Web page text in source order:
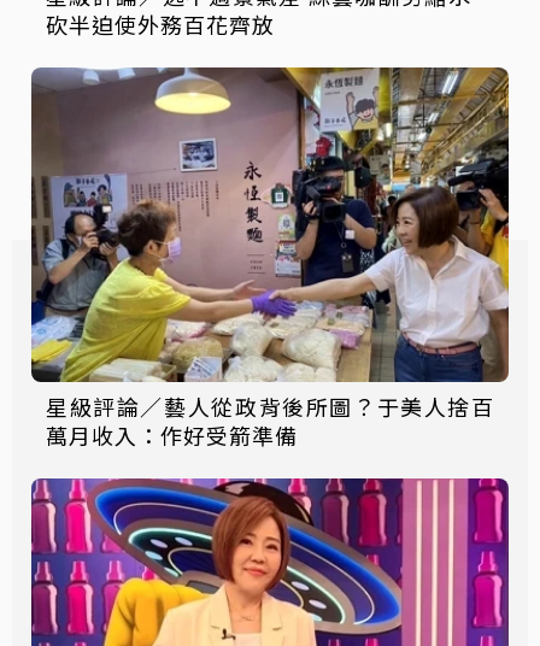
砍半迫使外務百花齊放
星級評論／藝人從政背後所圖？于美人捨百
萬月收入：作好受箭準備